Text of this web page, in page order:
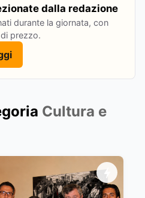
dalla redazione
durante la giornata, con
prezzo.
Cultura e